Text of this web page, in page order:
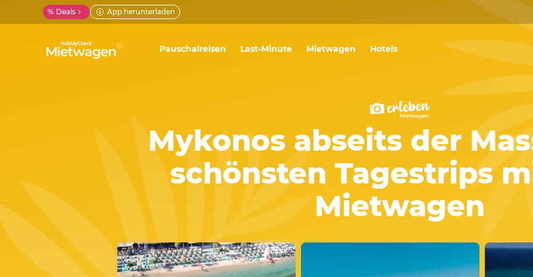
% Deals App herunterladen
Pauschalreisen Last-Minute Mietwagen Hotels
Mykonos abseits der
schönsten Tagestrips
Mietwagen